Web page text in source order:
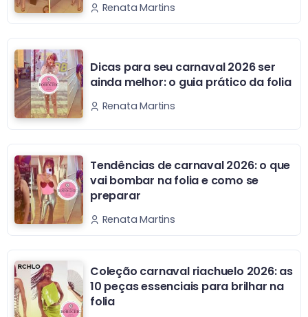
Renata Martins
Dicas para seu carnaval 2026 ser
ainda melhor: o guia prático da folia
Renata Martins
Tendências de carnaval 2026: o que
vai bombar na folia e como se
preparar
Renata Martins
Coleção carnaval riachuelo 2026: as
10 peças essenciais para brilhar na
folia